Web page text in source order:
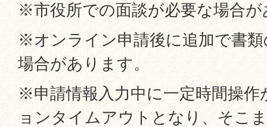
※市役所での面談が必要な場合
※オンライン申請後に追加で書
場合があります。
※申請情報入力中に一定時間操作
ョンタイムアウトとなり、そこ